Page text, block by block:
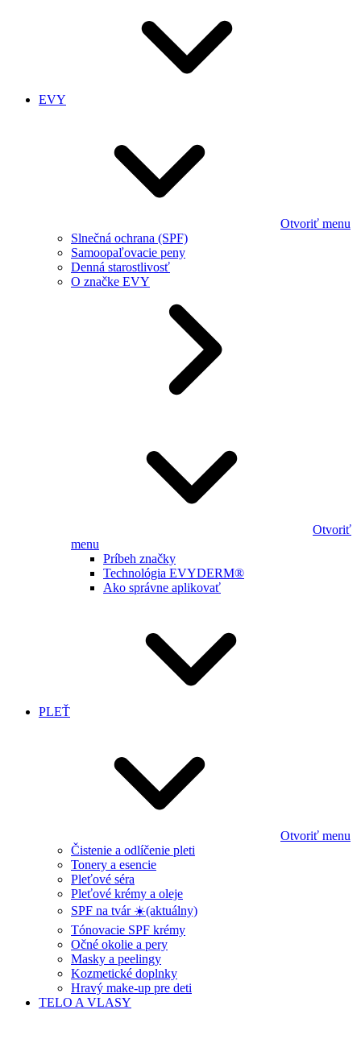
EVY
Otvoriť menu
Slnečná ochrana (SPF)
Samoopaľovacie peny
Denná starostlivosť
O značke EVY
Otvoriť
menu
Príbeh značky
Technológia EVYDERM®
Ako správne aplikovať
PLEŤ
Otvoriť menu
Čistenie a odlíčenie pleti
Tonery a esencie
Pleťové séra
Pleťové krémy a oleje
SPF na tvár ☀️(aktuálny)
Tónovacie SPF krémy
Očné okolie a pery
Masky a peelingy
Kozmetické doplnky
Hravý make-up pre deti
TELO A VLASY